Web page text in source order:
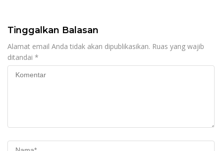
Tinggalkan Balasan
Alamat email Anda tidak akan dipublikasikan. Ruas yang wajib
ditandai *